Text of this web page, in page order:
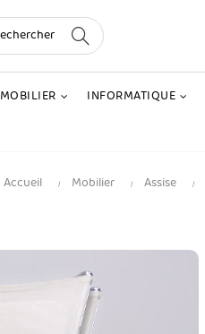
MOBILIER INFORMATIQUE
Accueil Mobilier Assise